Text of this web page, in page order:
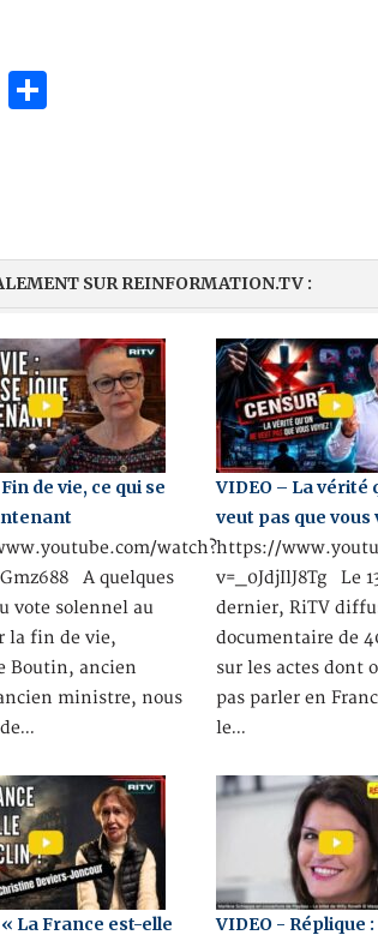
Partager
SUR REINFORMATION.TV :
de vie, ce qui se
watch?
A quelques
vote solennel au
la fin de vie,
Boutin, ancien
ministre, nous
VIDEO – La vérité
veut pas que vous
https://
v=_0JdjIlJ8Tg Le
dernier, RiTV
documentaire de
sur les actes dont
pas parler en
le…
La France est-elle
VIDEO - Réplique